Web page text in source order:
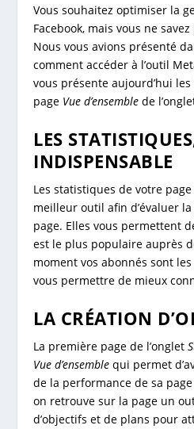
Vous souhaitez optimiser la
Facebook, mais vous ne
Nous vous avions présenté
comment accéder à l’outil
vous présente aujourd’hui
page Vue d’ensemblede
LES
INDISPENSABLE
Les statistiques de votre
meilleur outil afin d’évaluer
page. Elles vous permettent
est le plus populaire auprès
moment vos abonnés sont
vous permettre de mieux
LA CRÉATION
La première page de l’onglet
Vue d’ensemble qui permet
de la performance de sa page
on retrouve sur la page un
d’objectifs et de plans pour